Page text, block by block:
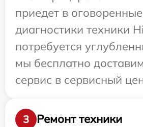
приедет в
диагностики техники
потребуется
мы бесплатно
сервис в сервисный
3
Ремонт техники